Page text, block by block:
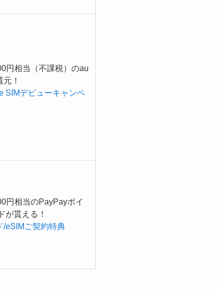
円相当（不課税）のau
！
SIMデビューキャンペ
円相当のPayPayポイ
が貰える！
/eSIMご契約特典